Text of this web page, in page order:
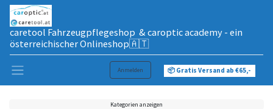
caretool Fahrzeugpflegeshop & caroptic academy - ein
österreichischer Onlineshop🇦🇹
Anmelden 📦 Gratis Versand ab €65,-
Kategorien anzeigen